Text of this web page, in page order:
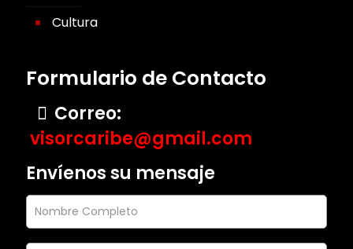
Cultura
Formulario de Contacto
Correo:
visorcaribe@gmail.com
Envíenos su mensaje